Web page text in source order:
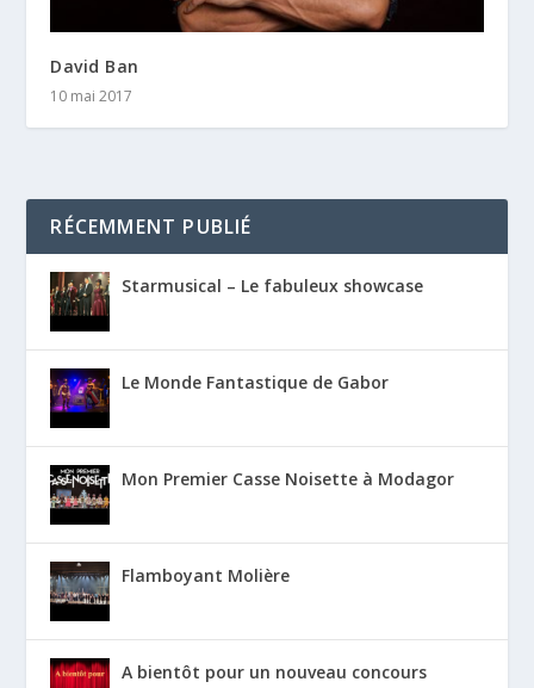
David Ban
10 mai 2017
RÉCEMMENT PUBLIÉ
Starmusical – Le fabuleux showcase
Le Monde Fantastique de Gabor
Mon Premier Casse Noisette à Modagor
Flamboyant Molière
A bientôt pour un nouveau concours